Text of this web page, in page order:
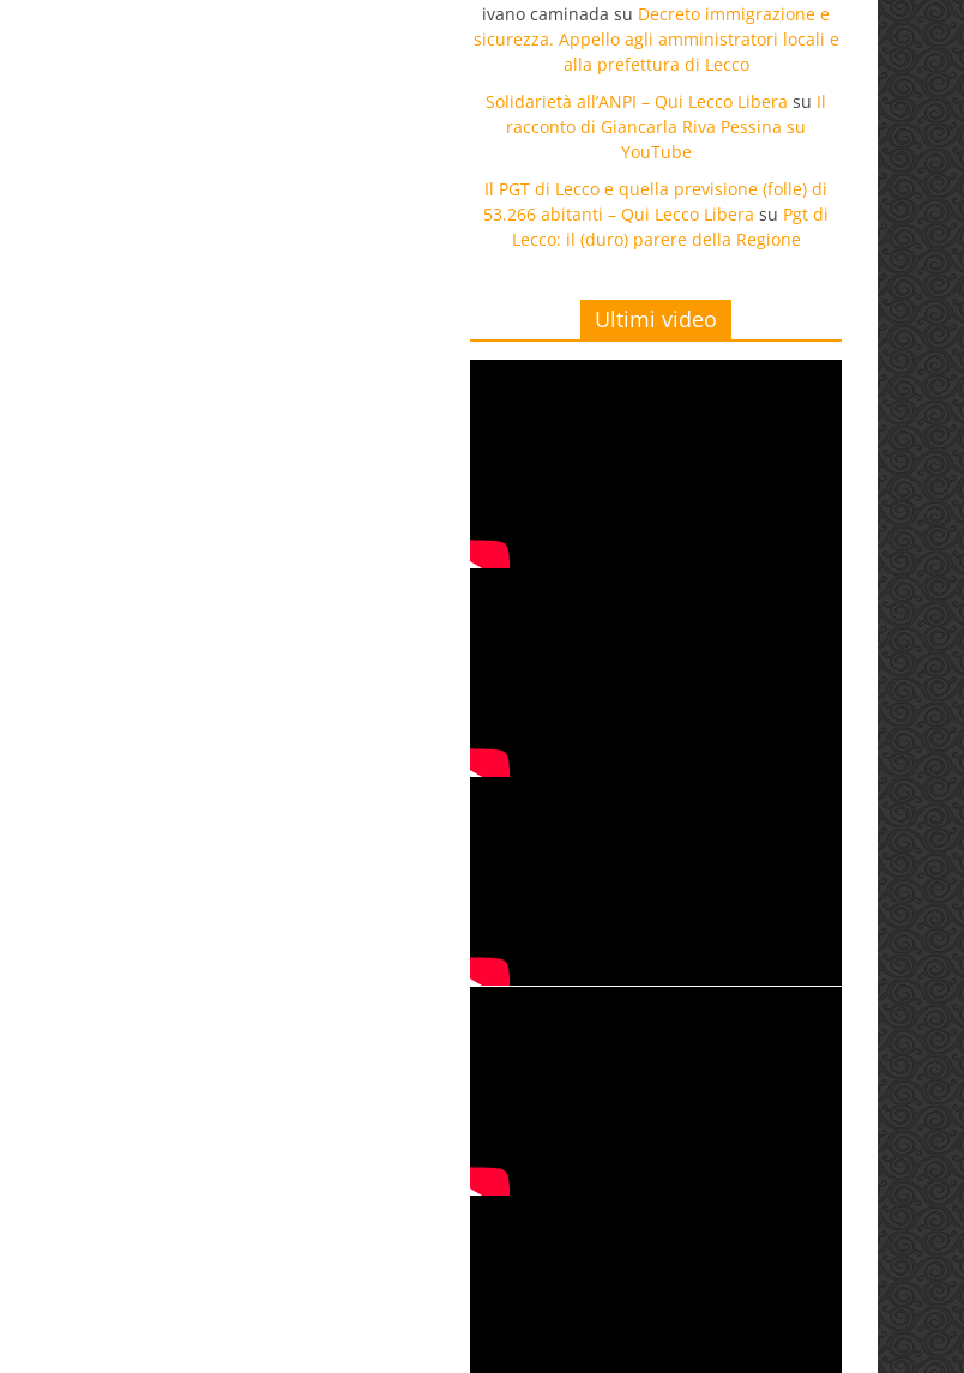
ivano caminada su Decreto immigrazione e
sicurezza. Appello agli amministratori locali e
alla prefettura di Lecco
Solidarietà all’ANPI – Qui Lecco Libera su Il
racconto di Giancarla Riva Pessina su
YouTube
Il PGT di Lecco e quella previsione (folle) di
53.266 abitanti – Qui Lecco Libera su Pgt di
Lecco: il (duro) parere della Regione
Ultimi video